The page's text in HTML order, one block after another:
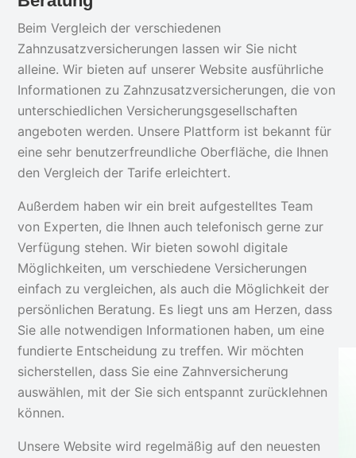
Beim Vergleich der verschiedenen
Zahnzusatzversicherungen lassen wir Sie nicht
alleine. Wir bieten auf unserer Website ausführliche
Informationen zu Zahnzusatzversicherungen, die von
unterschiedlichen Versicherungsgesellschaften
angeboten werden. Unsere Plattform ist bekannt für
eine sehr benutzerfreundliche Oberfläche, die Ihnen
den Vergleich der Tarife erleichtert.
Außerdem haben wir ein breit aufgestelltes Team
von Experten, die Ihnen auch telefonisch gerne zur
Verfügung stehen. Wir bieten sowohl digitale
Möglichkeiten, um verschiedene Versicherungen
einfach zu vergleichen, als auch die Möglichkeit der
persönlichen Beratung. Es liegt uns am Herzen, dass
Sie alle notwendigen Informationen haben, um eine
fundierte Entscheidung zu treffen. Wir möchten
sicherstellen, dass Sie eine Zahnversicherung
auswählen, mit der Sie sich entspannt zurücklehnen
können.
Unsere Website wird regelmäßig auf den neuesten